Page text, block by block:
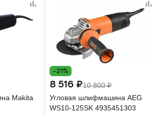
Makita
-21%
8 516 ₽10 800 ₽
Угловая шлифмашина AEG
WS10-125SK 4935451303